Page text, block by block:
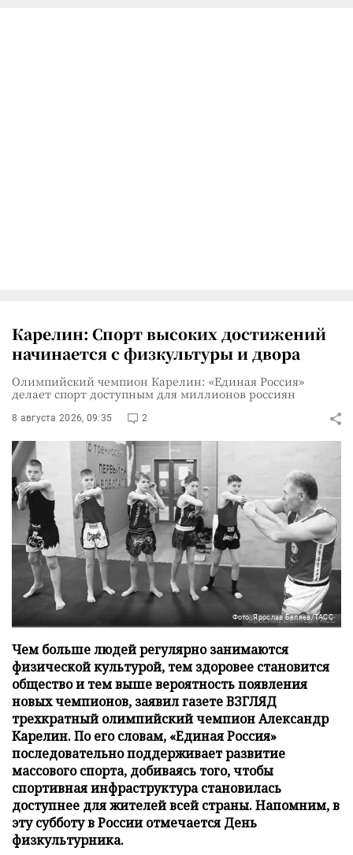
Карелин: Спорт высоких достижений
начинается с физкультуры и двора
Олимпийский чемпион Карелин: «Единая Россия»
делает спорт доступным для миллионов россиян
8 августа 2026, 09:35 2
Фото: Ярослав Беляев/ТАСС
Чем больше людей регулярно занимаются
физической культурой, тем здоровее становится
общество и тем выше вероятность появления
новых чемпионов, заявил газете ВЗГЛЯД
трехкратный олимпийский чемпион Александр
Карелин. По его словам, «Единая Россия»
последовательно поддерживает развитие
массового спорта, добиваясь того, чтобы
спортивная инфраструктура становилась
доступнее для жителей всей страны. Напомним, в
эту субботу в России отмечается День
физкультурника.